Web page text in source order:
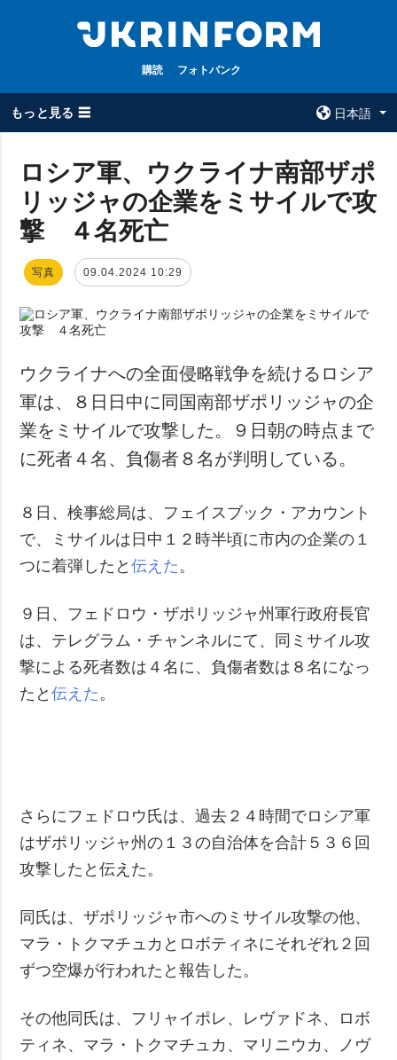
購読 フォトバンク
もっと見る ☰
日本語
全てのトピック
政治
経済・復興
防衛
社会・文化
スポーツ
犯罪
事故・緊急事態
ウクルインフォ
ルム
特集
インタビュー
写真
購読
フォトバンク
ロシア軍、ウクライナ南部ザポ
リッジャの企業をミサイルで攻
撃 ４名死亡
写真 09.04.2024 10:29
ウクライナへの全面侵略戦争を続けるロシア
軍は、８日日中に同国南部ザポリッジャの企
業をミサイルで攻撃した。９日朝の時点まで
に死者４名、負傷者８名が判明している。
８日、検事総局は、フェイスブック・アカウント
で、ミサイルは日中１２時半頃に市内の企業の１
つに着弾したと伝えた 。
９日、フェドロウ・ザポリッジャ州軍行政府長官
は、テレグラム・チャンネルにて、同ミサイル攻
撃による死者数は４名に、負傷者数は８名になっ
たと伝えた 。
さらにフェドロウ氏は、過去２４時間でロシア軍
はザポリッジャ州の１３の自治体を合計５３６回
攻撃したと伝えた。
同氏は、ザポリッジャ市へのミサイル攻撃の他、
マラ・トクマチュカとロボティネにそれぞれ２回
ずつ空爆が行われたと報告した。
その他同氏は、フリャイポレ、レヴァドネ、ロボ
ティネ、マラ・トクマチュカ、マリニウカ、ノヴ